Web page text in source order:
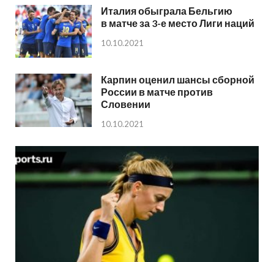
Италия обыграла Бельгию
в матче за 3-е место Лиги наций
10.10.2021
Карпин оценил шансы сборной
России в матче против
Словении
10.10.2021